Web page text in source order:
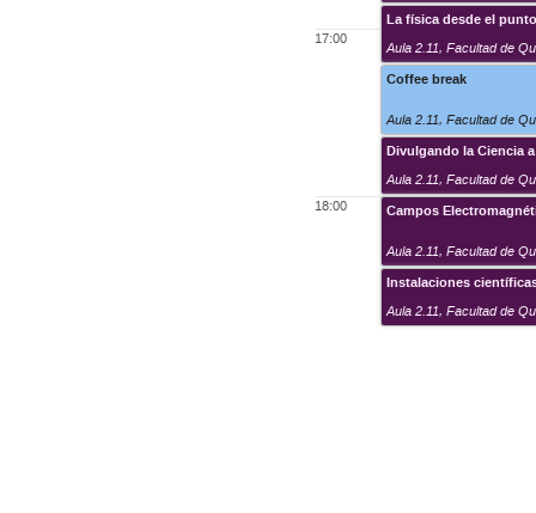
17:00
18:00
La física desde el
Aula 2.11,Facultad de
Coffee break
Aula 2.11,Facultad de
Divulgando la Ciencia
Aula 2.11,Facultad de
Campos
Aula 2.11,Facultad de
Instalaciones
Aula 2.11,Facultad de